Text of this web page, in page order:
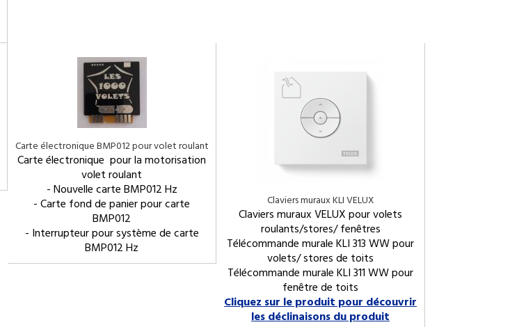
Carte électronique BMP012 pour volet roulant
Carte électronique pour la motorisation
volet roulant
- Nouvelle carte BMP012 Hz
- Carte fond de panier pour carte
BMP012
- Interrupteur pour système de carte
BMP012 Hz
Claviers muraux KLI VELUX
Claviers muraux VELUX pour volets
roulants/stores/ fenêtres
Télécommande murale KLI 313 WW pour
volets/ stores de toits
Télécommande murale KLI 311 WW pour
fenêtre de toits
Cliquez sur le produit pour découvrir
les déclinaisons du produit